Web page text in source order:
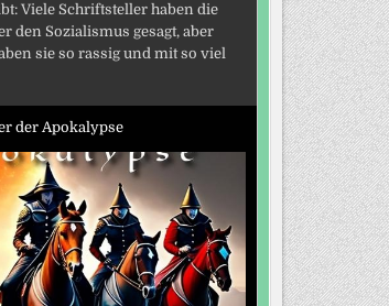
Viele Schriftsteller haben die
den Sozialismus gesagt, aber
sie so rassig und mit so viel
der Apokalypse